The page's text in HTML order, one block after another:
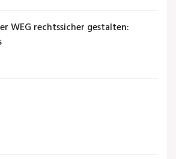
WEG rechtssicher gestalten: